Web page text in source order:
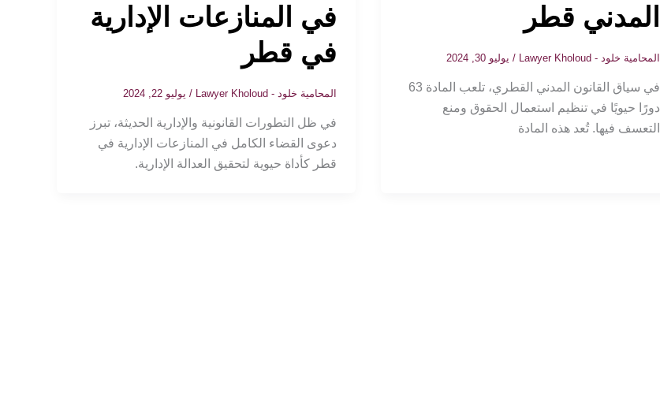
المدني قطر
المحامية خلود - Lawyer Kholoud / يوليو 30, 2024
في سياق القانون المدني القطري، تلعب المادة 63
دورًا حيويًا في تنظيم استعمال الحقوق ومنع
التعسف فيها. تُعد هذه المادة
في المنازعات الإدارية
في قطر
المحامية خلود - Lawyer Kholoud / يوليو 22, 2024
في ظل التطورات القانونية والإدارية الحديثة، تبرز
دعوى القضاء الكامل في المنازعات الإدارية في
قطر كأداة حيوية لتحقيق العدالة الإدارية.